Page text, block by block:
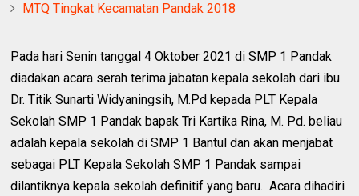
MTQ Tingkat Kecamatan Pandak 2018
Pada hari Senin tanggal 4 Oktober 2021 di SMP 1 Pandak
diadakan acara serah terima jabatan kepala sekolah dari ibu
Dr. Titik Sunarti Widyaningsih, M.Pd kepada PLT Kepala
Sekolah SMP 1 Pandak bapak Tri Kartika Rina, M. Pd. beliau
adalah kepala sekolah di SMP 1 Bantul dan akan menjabat
sebagai PLT Kepala Sekolah SMP 1 Pandak sampai
dilantiknya kepala sekolah definitif yang baru. Acara dihadiri